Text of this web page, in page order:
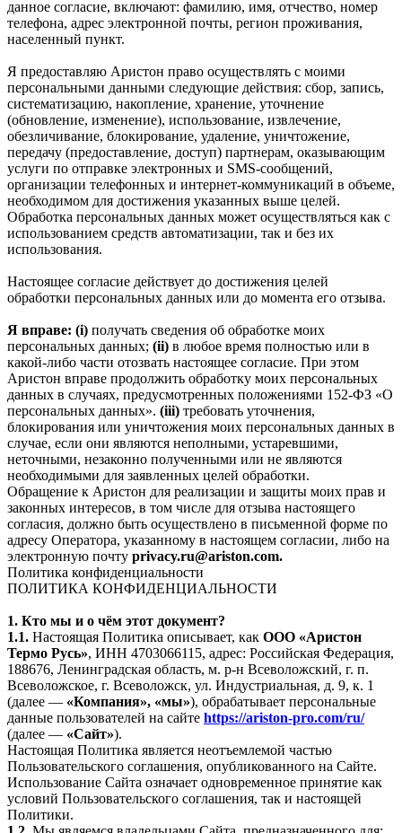
данное согласие, включают: фамилию, имя, отчество, номер
телефона, адрес электронной почты, регион проживания,
населенный пункт.
Я предоставляю Аристон право осуществлять с моими
персональными данными следующие действия: сбор, запись,
систематизацию, накопление, хранение, уточнение
(обновление, изменение), использование, извлечение,
обезличивание, блокирование, удаление, уничтожение,
передачу (предоставление, доступ) партнерам, оказывающим
услуги по отправке электронных и SMS‑сообщений,
организации телефонных и интернет‑коммуникаций в объеме,
необходимом для достижения указанных выше целей.
Обработка персональных данных может осуществляться как с
использованием средств автоматизации, так и без их
использования.
Настоящее согласие действует до достижения целей
обработки персональных данных или до момента его отзыва.
Я вправе: (i) получать сведения об обработке моих
персональных данных; (ii) в любое время полностью или в
какой-либо части отозвать настоящее согласие. При этом
Аристон вправе продолжить обработку моих персональных
данных в случаях, предусмотренных положениями 152-ФЗ «О
персональных данных». (iii) требовать уточнения,
блокирования или уничтожения моих персональных данных в
случае, если они являются неполными, устаревшими,
неточными, незаконно полученными или не являются
необходимыми для заявленных целей обработки.
Обращение к Аристон для реализации и защиты моих прав и
законных интересов, в том числе для отзыва настоящего
согласия, должно быть осуществлено в письменной форме по
адресу Оператора, указанному в настоящем согласии, либо на
электронную почту privacy.ru@ariston.com.
Политика конфиденциальности
ПОЛИТИКА КОНФИДЕНЦИАЛЬНОСТИ
1. Кто мы и о чём этот документ?
1.1. Настоящая Политика описывает, как ООО «Аристон
Термо Русь», ИНН 4703066115, адрес: Российская Федерация,
188676, Ленинградская область, м. р-н Всеволожский, г. п.
Всеволожское, г. Всеволожск, ул. Индустриальная, д. 9, к. 1
(далее — «Компания», «мы»), обрабатывает персональные
данные пользователей на сайте https://ariston-pro.com/ru/
(далее — «Сайт»).
Настоящая Политика является неотъемлемой частью
Пользовательского соглашения, опубликованного на Сайте.
Использование Сайта означает одновременное принятие как
условий Пользовательского соглашения, так и настоящей
Политики.